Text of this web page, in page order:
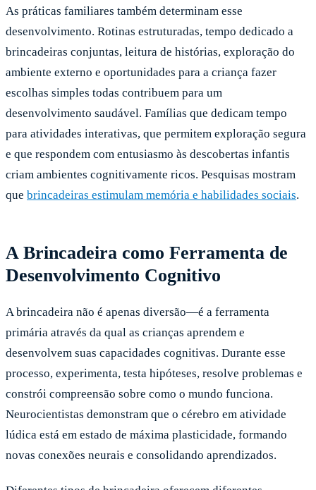
As práticas familiares também determinam esse
desenvolvimento. Rotinas estruturadas, tempo dedicado a
brincadeiras conjuntas, leitura de histórias, exploração do
ambiente externo e oportunidades para a criança fazer
escolhas simples todas contribuem para um
desenvolvimento saudável. Famílias que dedicam tempo
para atividades interativas, que permitem exploração segura
e que respondem com entusiasmo às descobertas infantis
criam ambientes cognitivamente ricos. Pesquisas mostram
que brincadeiras estimulam memória e habilidades sociais.
A Brincadeira como Ferramenta de
Desenvolvimento Cognitivo
A brincadeira não é apenas diversão—é a ferramenta
primária através da qual as crianças aprendem e
desenvolvem suas capacidades cognitivas. Durante esse
processo, experimenta, testa hipóteses, resolve problemas e
constrói compreensão sobre como o mundo funciona.
Neurocientistas demonstram que o cérebro em atividade
lúdica está em estado de máxima plasticidade, formando
novas conexões neurais e consolidando aprendizados.